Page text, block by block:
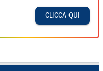
CLICCA QUI